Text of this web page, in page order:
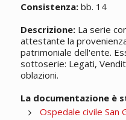
Consistenza:bb. 14
Descrizione:La serie
attestante la
patrimoniale dell'ente.
sottoserie: Legati,
oblazioni.
La documentazione è
Ospedale civile San